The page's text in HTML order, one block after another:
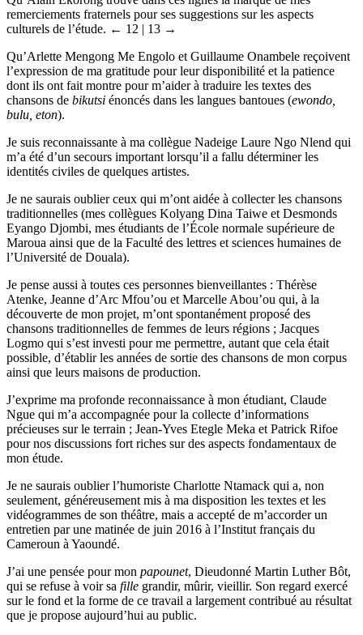
remerciements fraternels pour ses suggestions sur les aspects
culturels de l’étude. ← 12 | 13 →
Qu’Arlette Mengong Me Engolo et Guillaume Onambele reçoivent
l’expression de ma gratitude pour leur disponibilité et la patience
dont ils ont fait montre pour m’aider à traduire les textes des
chansons de bikutsi énoncés dans les langues bantoues (ewondo,
bulu, eton).
Je suis reconnaissante à ma collègue Nadeige Laure Ngo Nlend qui
m’a été d’un secours important lorsqu’il a fallu déterminer les
identités civiles de quelques artistes.
Je ne saurais oublier ceux qui m’ont aidée à collecter les chansons
traditionnelles (mes collègues Kolyang Dina Taiwe et Desmonds
Eyango Djombi, mes étudiants de l’École normale supérieure de
Maroua ainsi que de la Faculté des lettres et sciences humaines de
l’Université de Douala).
Je pense aussi à toutes ces personnes bienveillantes : Thérèse
Atenke, Jeanne d’Arc Mfou’ou et Marcelle Abou’ou qui, à la
découverte de mon projet, m’ont spontanément proposé des
chansons traditionnelles de femmes de leurs régions ; Jacques
Logmo qui s’est investi pour me permettre, autant que cela était
possible, d’établir les années de sortie des chansons de mon corpus
ainsi que leurs maisons de production.
J’exprime ma profonde reconnaissance à mon étudiant, Claude
Ngue qui m’a accompagnée pour la collecte d’informations
précieuses sur le terrain ; Jean-Yves Etegle Meka et Patrick Rifoe
pour nos discussions fort riches sur des aspects fondamentaux de
mon étude.
Je ne saurais oublier l’humoriste Charlotte Ntamack qui a, non
seulement, généreusement mis à ma disposition les textes et les
vidéogrammes de son théâtre, mais a accepté de m’accorder un
entretien par une matinée de juin 2016 à l’Institut français du
Cameroun à Yaoundé.
J’ai une pensée pour mon papounet, Dieudonné Martin Luther Bôt,
qui se refuse à voir sa fille grandir, mûrir, vieillir. Son regard exercé
sur le fond et la forme de ce travail a largement contribué au résultat
que je propose aujourd’hui au public.